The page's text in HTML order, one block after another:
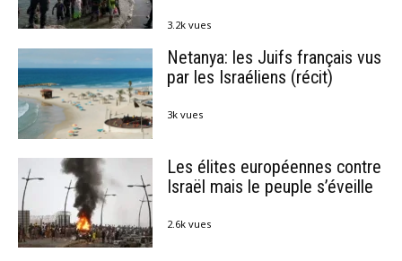
3.2k vues
Netanya: les Juifs français vus
par les Israéliens (récit)
3k vues
Les élites européennes contre
Israël mais le peuple s’éveille
2.6k vues